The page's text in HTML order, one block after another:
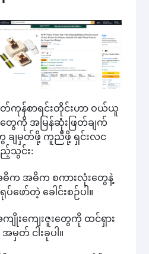
ကုန်စာရင်းတိုင်းဟာ ဝယ်ယူ
ေကို အမြန်ဆုံးဖြတ်ချက်
ချမှတ်ဖို့ ကူညီဖို့ ရှင်းလင
သွင်း:
က အဓိက စကားလုံးတွေနဲ့
ဖော်တဲ့ ခေါင်းစဉ်ပါ။
ျိုးကျေးဇူးတွေကို ထင်ရှား
မှတ် ငါးခုပါ။